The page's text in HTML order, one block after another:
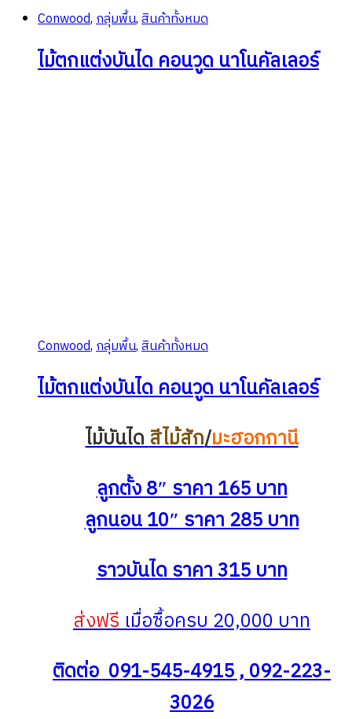
Conwood,กลุ่มพื้น,สินค้าทั้งหมด
ไม้ตกแต่งบันได คอนวูด นาโนคัลเลอร์
Conwood,กลุ่มพื้น,สินค้าทั้งหมด
ไม้ตกแต่งบันได คอนวูด นาโนคัลเลอร์
ไม้บันไดสีไม้สัก/มะฮอกกานี
ลูกตั้ง 8″ ราคา 165 บาท
ลูกนอน 10″ ราคา 285 บาท
ราวบันได ราคา 315 บาท
ส่งฟรีเมื่อซื้อครบ 20,000 บาท
ติดต่อ 091-545-4915 , 092-223-
3026